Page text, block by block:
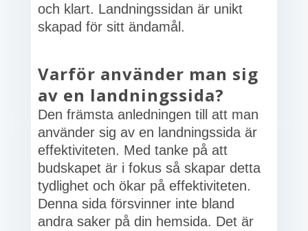
och klart. Landningssidan är unikt
skapad för sitt ändamål.
Varför använder man sig
av en landningssida?
Den främsta anledningen till att man
använder sig av en landningssida är
effektiviteten. Med tanke på att
budskapet är i fokus så skapar detta
tydlighet och ökar på effektiviteten.
Denna sida försvinner inte bland
andra saker på din hemsida. Det är